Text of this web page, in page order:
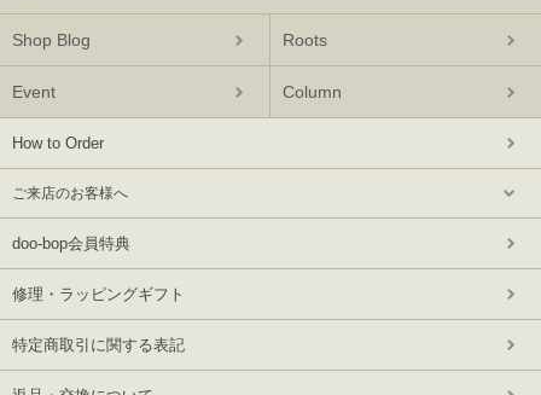
Shop Blog Roots
Event Column
How to Order
ご来店のお客様へ
doo-bop会員特典
修理・ラッピングギフト
特定商取引に関する表記